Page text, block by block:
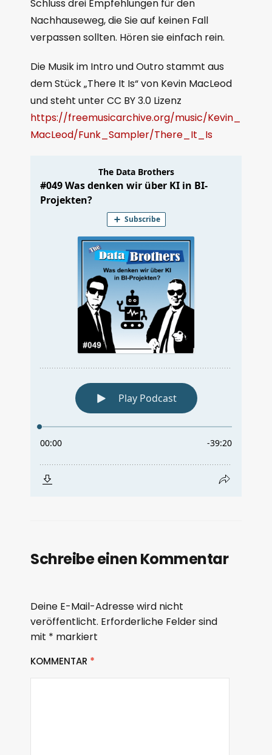
Schluss drei Empfehlungen für den
Nachhauseweg, die Sie auf keinen Fall
verpassen sollten. Hören sie einfach rein.
Die Musik im Intro und Outro stammt aus
dem Stück „There It Is“ von Kevin MacLeod
und steht unter CC BY 3.0 Lizenz
https://freemusicarchive.org/music/Kevin_
MacLeod/Funk_Sampler/There_It_Is
Schreibe einen Kommentar
Deine E-Mail-Adresse wird nicht
veröffentlicht. Erforderliche Felder sind
mit * markiert
KOMMENTAR *